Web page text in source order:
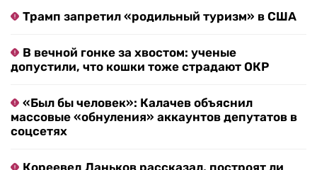
Трамп запретил «родильный туризм» в США
В вечной гонке за хвостом: ученые
допустили, что кошки тоже страдают ОКР
«Был бы человек»: Калачев объяснил
массовые «обнуления» аккаунтов депутатов в
соцсетях